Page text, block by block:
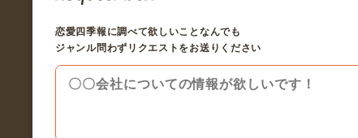
恋愛四季報に調べて欲しいことなんでも
ジャンル問わずリクエストをお送りください